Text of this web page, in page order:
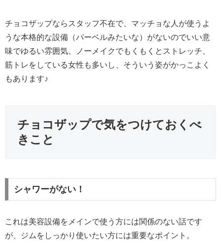
チョコザップならスタッフ不在で、マッチョな人が使うよ
うな本格的な設備（バーベルみたいな）がないのでいい意
味でゆるい雰囲気。ノーメイクでもくもくとストレッチ、
筋トレをしている女性も多いし、そういう姿がかっこよく
もあります♪
チョコザップで気をつけておくべ
きこと
シャワーがない！
これは美容設備をメインで使う方には関係のない話です
が、ジムをしっかり使いたい方には重要なポイント。